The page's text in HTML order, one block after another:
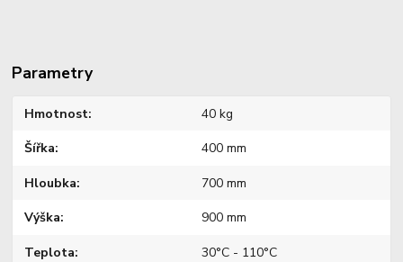
Parametry
Hmotnost 40 kg
Šířka 400 mm
Hloubka 700 mm
Výška 900 mm
Teplota 30°C - 110°C